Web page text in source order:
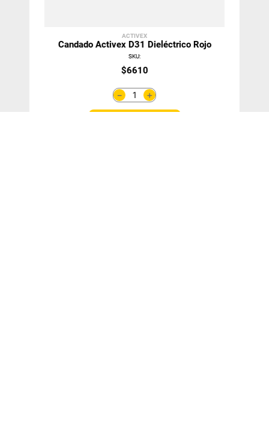
ACTIVEX
Candado Activex D31 Dieléctrico Rojo
SKU:
$6610
＋
－